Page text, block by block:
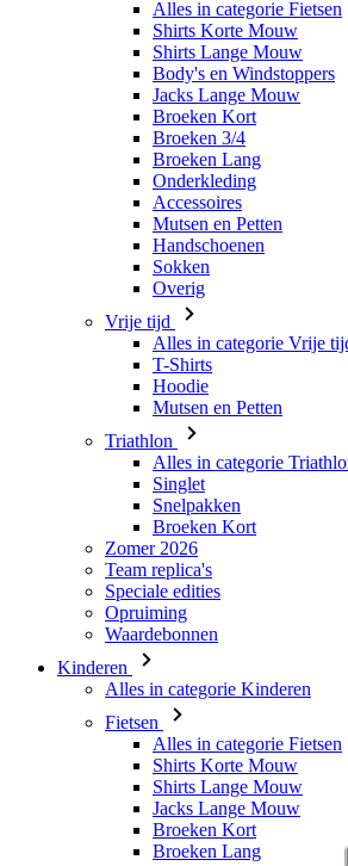
Broeken Kort
Broeken 3/4
Broeken Lang
Onderkleding
Accessoires
Mutsen en Petten
Handschoenen
Sokken
Overig
Vrije tijd
Alles in categorie Vrije tijd
T-Shirts
Hoodie
Mutsen en Petten
Triathlon
Alles in categorie Triathlon
Singlet
Snelpakken
Broeken Kort
Zomer 2026
Team replica's
Speciale edities
Opruiming
Waardebonnen
Kinderen
Alles in categorie Kinderen
Fietsen
Alles in categorie Fietsen
Shirts Lange Mouw
Jacks Lange Mouw
Broeken Kort
Broeken Lang
Accessoires
Handschoenen
Zomer 2026
Team replica's
Speciale edities